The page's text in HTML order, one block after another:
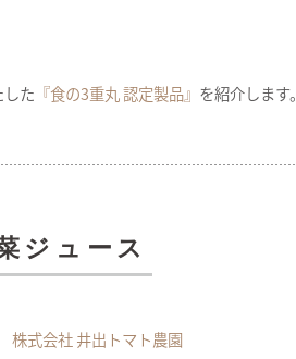
た 『食の3重丸 認定製品』 を紹介します。
ジュース
株式会社 井出トマト農園